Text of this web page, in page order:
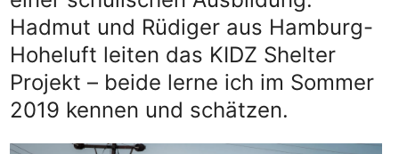
Hadmut und Rüdiger aus Hamburg-
Hoheluft leiten das KIDZ Shelter
Projekt – beide lerne ich im Sommer
2019 kennen und schätzen.